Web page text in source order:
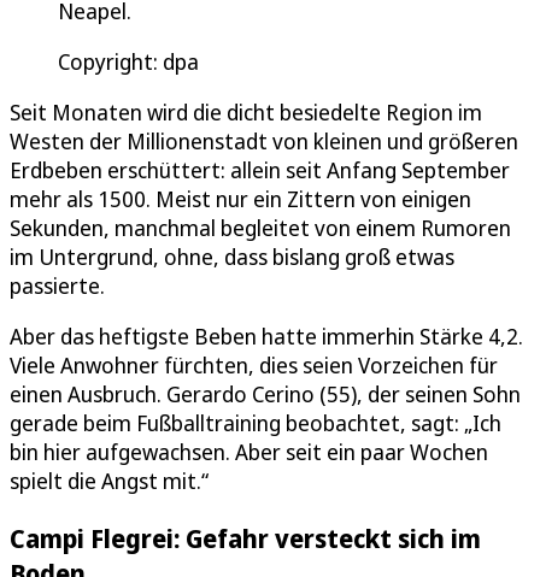
Neapel.
Copyright: dpa
Seit Monaten wird die dicht besiedelte Region im
Westen der Millionenstadt von kleinen und größeren
Erdbeben erschüttert: allein seit Anfang September
mehr als 1500. Meist nur ein Zittern von einigen
Sekunden, manchmal begleitet von einem Rumoren
im Untergrund, ohne, dass bislang groß etwas
passierte.
Aber das heftigste Beben hatte immerhin Stärke 4,2.
Viele Anwohner fürchten, dies seien Vorzeichen für
einen Ausbruch. Gerardo Cerino (55), der seinen Sohn
gerade beim Fußballtraining beobachtet, sagt: „Ich
bin hier aufgewachsen. Aber seit ein paar Wochen
spielt die Angst mit.“
Campi Flegrei: Gefahr versteckt sich im